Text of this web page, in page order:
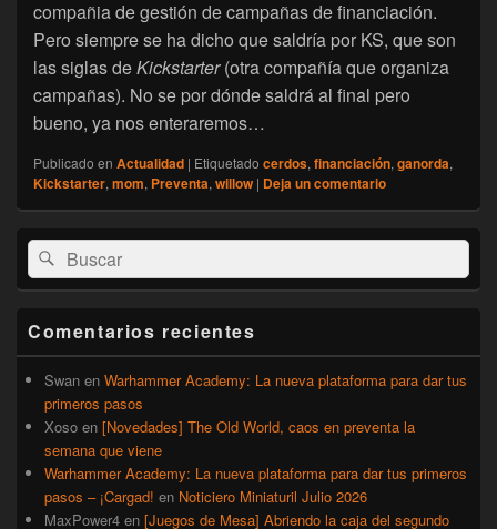
compañia de gestión de campañas de financiación.
Pero siempre se ha dicho que saldría por KS, que son
las siglas deKickstarter(otra compañía que organiza
campañas). No se por dónde saldrá al final pero
bueno, ya nos enteraremos…
Publicado en Actualidad | Etiquetado cerdos, financiación, ganorda,
Kickstarter, mom, Preventa, willow | Deja un comentario
área
de
widget
lateral
primaria
Buscar
por:
Buscar
Comentarios recientes
Swan en Warhammer Academy: La nueva plataforma para dar tus
primeros pasos
Xoso en [Novedades] The Old World, caos en preventa la
semana que viene
Warhammer Academy: La nueva plataforma para dar tus primeros
pasos – ¡Cargad! en Noticiero Miniaturil Julio 2026
MaxPower4 en [Juegos de Mesa] Abriendo la caja del segundo